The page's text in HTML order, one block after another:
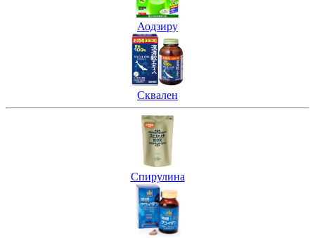
Аодзиру
Сквален
Спирулина